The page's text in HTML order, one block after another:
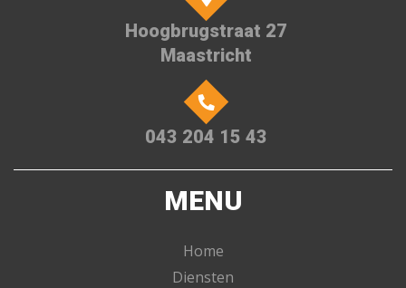
Hoogbrugstraat 27
Maastricht
043 204 15 43
MENU
Home
Diensten